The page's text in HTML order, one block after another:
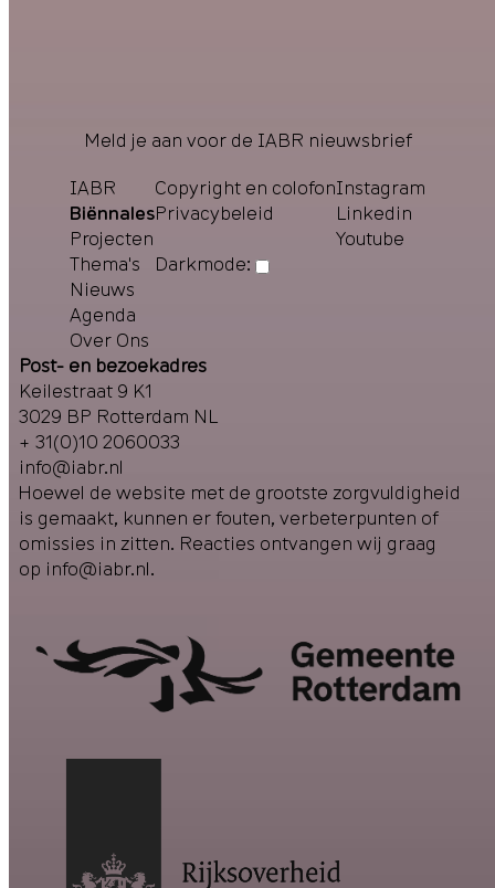
Meld je aan voor de IABR nieuwsbrief
IABR
Biënnales
Projecten
Thema's
Nieuws
Agenda
Over Ons
Copyright en colofon
Privacybeleid
Darkmode:
Instagram
Linkedin
Youtube
Post- en bezoekadres
Keilestraat 9 K1
3029 BP Rotterdam NL
+ 31(0)10 2060033
info@iabr.nl
Hoewel de website met de grootste zorgvuldigheid
is gemaakt, kunnen er fouten, verbeterpunten of
omissies in zitten. Reacties ontvangen wij graag
op info@iabr.nl.